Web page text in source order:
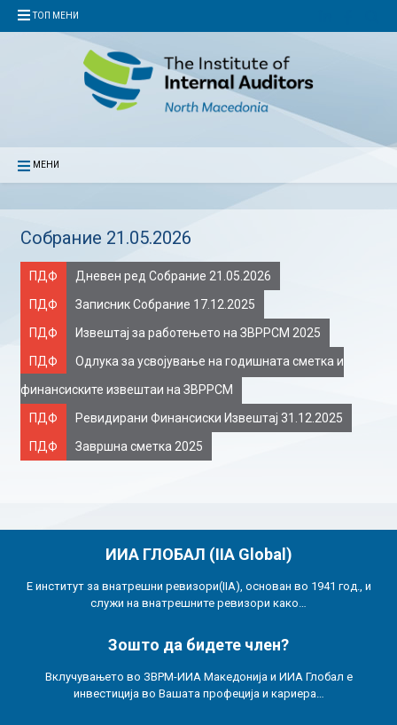
ТОП МЕНИ
МЕНИ
Собрание 21.05.2026
ПДФ
Дневен ред Собрание 21.05.2026
ПДФ
Записник Собрание 17.12.2025
ПДФ
Извештај за работењето на ЗВРРСМ 2025
ПДФ
Одлука за усвојување на годишната сметка и
финансиските извештаи на ЗВРРСМ
ПДФ
Ревидирани Финансиски Извештај 31.12.2025
ПДФ
Завршна сметка 2025
ИИА ГЛОБАЛ (IIA Global)
Е институт за внатрешни ревизори(IIA), основан во 1941 год., и
служи на внатрешните ревизори како…
Зошто да бидете член?
Вклучувањето во ЗВРМ-ИИА Македонија и ИИА Глобал е
инвестиција во Вашата профеција и кариера…